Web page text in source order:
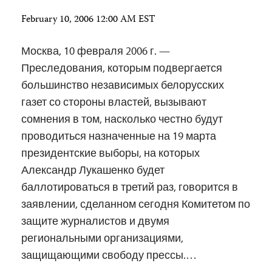
February 10, 2006 12:00 AM EST
Москва, 10 февраля 2006 г. —
Преследования, которым подвергается
большинство независимых белорусских
газет со стороны властей, вызывают
сомнения в том, насколько честно будут
проводиться назначенные на 19 марта
президентские выборы, на которых
Александр Лукашенко будет
баллотироваться в третий раз, говорится в
заявлении, сделанном сегодня Комитетом по
защите журналистов и двумя
региональными организациями,
защищающими свободу прессы.…